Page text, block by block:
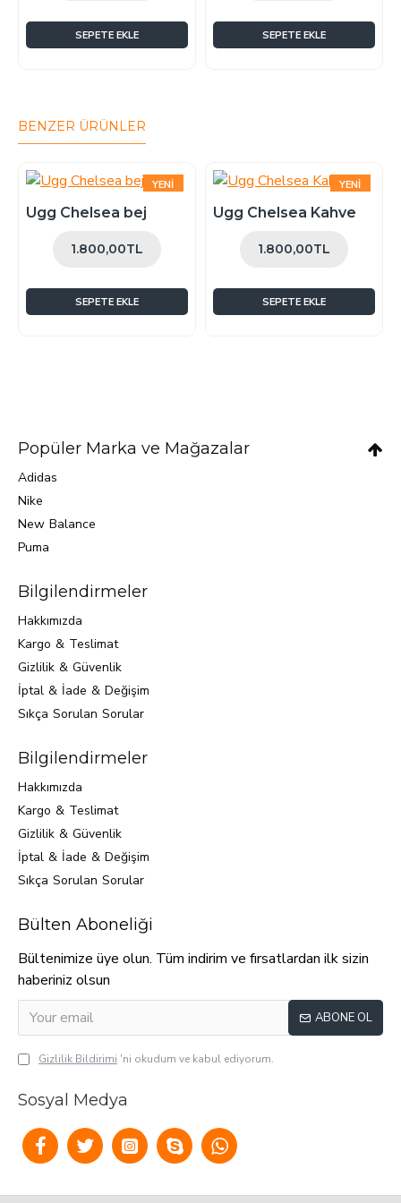
SEPETE EKLE SEPETE EKLE
BENZER ÜRÜNLER
YENI
ÇOK SATAN
Ugg Chelsea bej
1.800,00TL
SEPETE EKLE
YENI
ÇOK SATAN
Ugg Chelsea Kahve
1.800,00TL
SEPETE EKLE
Popüler Marka ve Mağazalar
Adidas
Nike
New Balance
Puma
Bilgilendirmeler
Hakkımızda
Kargo & Teslimat
Gizlilik & Güvenlik
İptal & İade & Değişim
Sıkça Sorulan Sorular
Bilgilendirmeler
Hakkımızda
Kargo & Teslimat
Gizlilik & Güvenlik
İptal & İade & Değişim
Sıkça Sorulan Sorular
Bülten Aboneliği
Bültenimize üye olun. Tüm indirim ve fırsatlardan ilk sizin
haberiniz olsun
ABONE OL
Gizlilik Bildirimi 'ni okudum ve kabul ediyorum.
Sosyal Medya